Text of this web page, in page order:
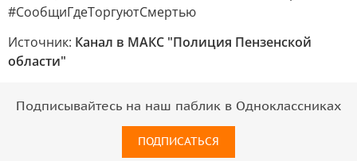
#СообщиГдеТоргуютСмертью
Источник: Канал в МАКС "Полиция Пензенской
области"
Подписывайтесь на наш паблик в Одноклассниках
ПОДПИСАТЬСЯ